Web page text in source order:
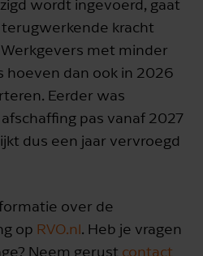
wordt ingevoerd, gaat
kracht
met minder
hoeven dan ook in 2026
Eerder was
pas vanaf 2027
dus een jaar vervroegd
over de
op RVO.nl. Heb je vragen
Neem gerust contact